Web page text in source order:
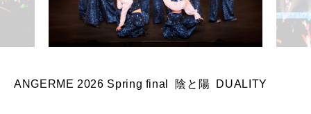
ANGERME 2026 Spring final 陰と陽 DUALITY